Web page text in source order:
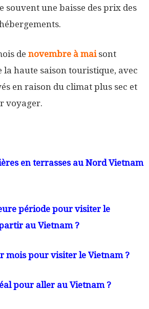
souvent une baisse des prix des
de novembre à maisont
la haute saison touristique, avec
en raison du climat plus sec et
voyager.
en terrasses au Nord Vietnam
période pour visiter le
au Vietnam?
mois pour visiter le Vietnam?
pour aller au Vietnam?